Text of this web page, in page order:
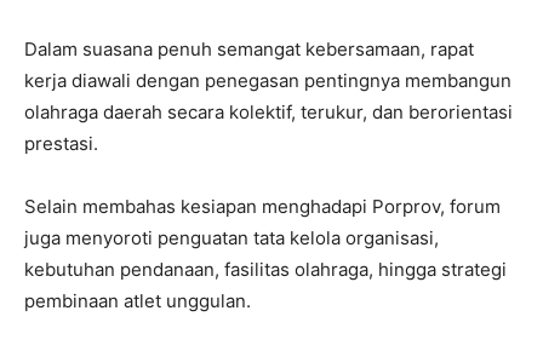
Dalam suasana penuh semangat kebersamaan, rapat
kerja diawali dengan penegasan pentingnya membangun
olahraga daerah secara kolektif, terukur, dan berorientasi
prestasi.
Selain membahas kesiapan menghadapi Porprov, forum
juga menyoroti penguatan tata kelola organisasi,
kebutuhan pendanaan, fasilitas olahraga, hingga strategi
pembinaan atlet unggulan.